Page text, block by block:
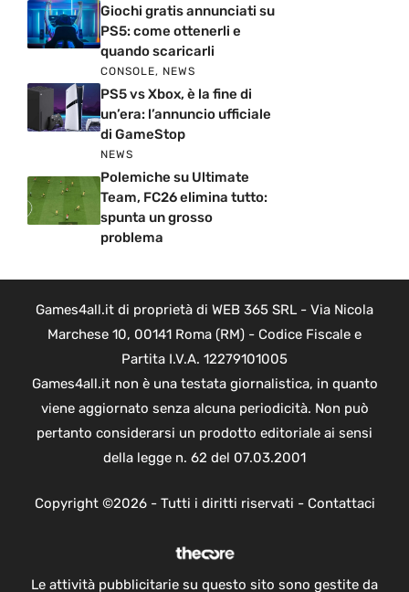
Giochi gratis annunciati su
PS5: come ottenerli e
quando scaricarli
CONSOLE, NEWS
PS5 vs Xbox, è la fine di
un’era: l’annuncio ufficiale
di GameStop
NEWS
Polemiche su Ultimate
Team, FC26 elimina tutto:
spunta un grosso
problema
Games4all.it di proprietà di WEB 365 SRL - Via Nicola
Marchese 10, 00141 Roma (RM) - Codice Fiscale e
Partita I.V.A. 12279101005
Games4all.it non è una testata giornalistica, in quanto
viene aggiornato senza alcuna periodicità. Non può
pertanto considerarsi un prodotto editoriale ai sensi
della legge n. 62 del 07.03.2001
Copyright ©2026 - Tutti i diritti riservati - Contattaci
Le attività pubblicitarie su questo sito sono gestite da